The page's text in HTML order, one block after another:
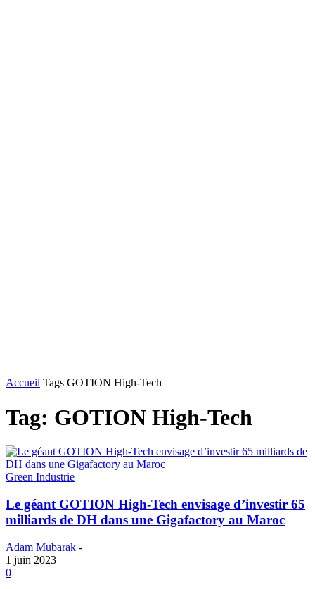
Accueil Tags GOTION High-Tech
Tag: GOTION High-Tech
Green Industrie
Le géant GOTION High-Tech envisage d’investir 65
milliards de DH dans une Gigafactory au Maroc
Adam Mubarak -
1 juin 2023
0